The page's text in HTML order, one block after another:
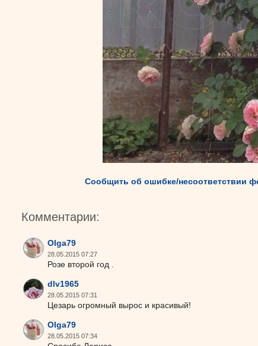
Сообщить об ошибке/несоответствии
Комментарии:
Olga79
28.05.2015 07:27
Розе второй год .
dlv1965
28.05.2015 07:31
Цезарь огромный вырос и красивый!
Olga79
28.05.2015 07:34